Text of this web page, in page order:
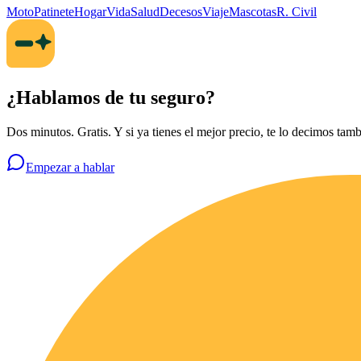
MotoPatineteHogarVidaSaludDecesosViajeMascotasR. Civil
¿Hablamos de tu seguro?
Dos minutos. Gratis. Y si ya tienes el mejor precio, te lo decimos
Empezar a hablar